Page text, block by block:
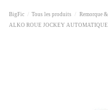
BigFic Tous les produits Remorque
ALKO ROUE JOCKEY